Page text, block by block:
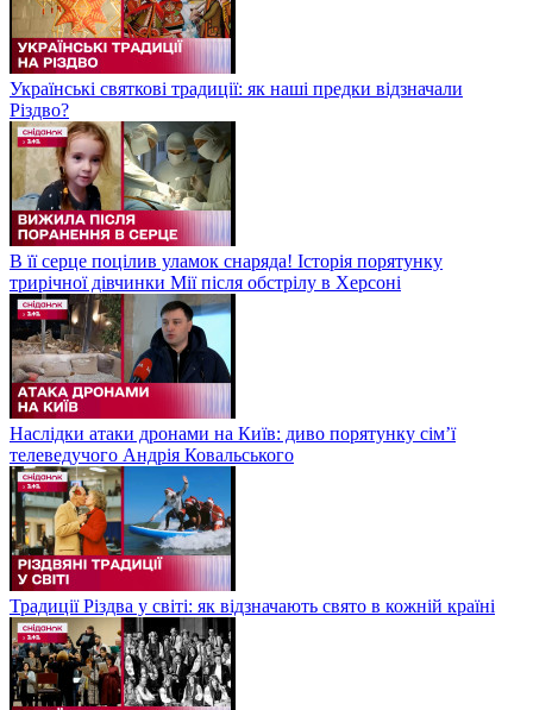
Українські святкові традиції: як наші предки відзначали
Різдво?
В її серце поцілив уламок снаряда! Історія порятунку
трирічної дівчинки Мії після обстрілу в Херсоні
Наслідки атаки дронами на Київ: диво порятунку сім’ї
телеведучого Андрія Ковальського
Традиції Різдва у світі: як відзначають свято в кожній країні